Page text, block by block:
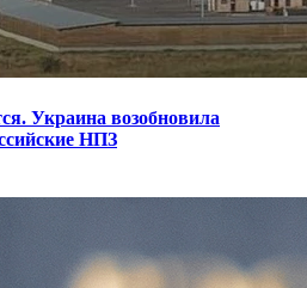
Украина возобновила
НПЗ